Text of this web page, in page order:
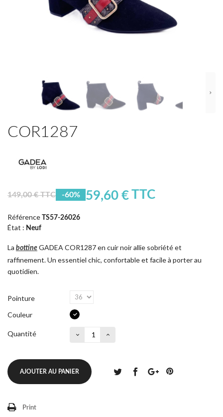
COR1287
149,00 € TTC -60% 59,60 €TTC
Référence TS57-26026
État : Neuf
La bottine GADEA COR1287 en cuir noir allie sobriété et
raffinement. Un essentiel chic, confortable et facile à porter au
quotidien.
Pointure
Couleur
Quantité
AJOUTER AU PANIER
Print